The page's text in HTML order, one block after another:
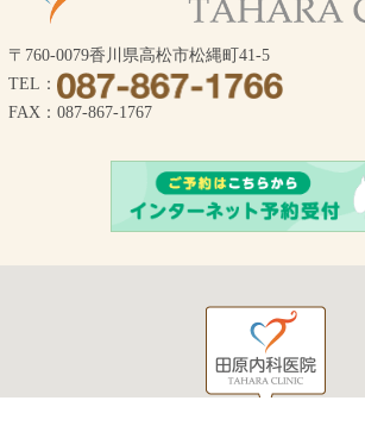
〒760-0079香川県高松市松縄町41-5
TEL：
FAX：087-867-1767